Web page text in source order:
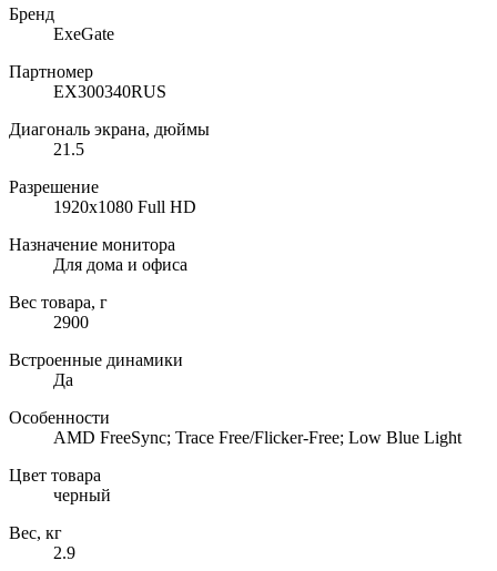
Бренд
ExeGate
Партномер
EX300340RUS
Диагональ экрана, дюймы
21.5
Разрешение
1920x1080 Full HD
Назначение монитора
Для дома и офиса
Вес товара, г
2900
Встроенные динамики
Да
Особенности
AMD FreeSync; Trace Free/Flicker-Free; Low Blue Light
Цвет товара
черный
Вес, кг
2.9